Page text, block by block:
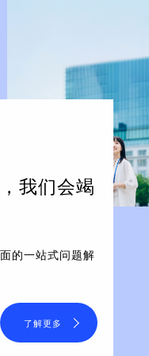
我们会竭
的一站式问题解
了解更多